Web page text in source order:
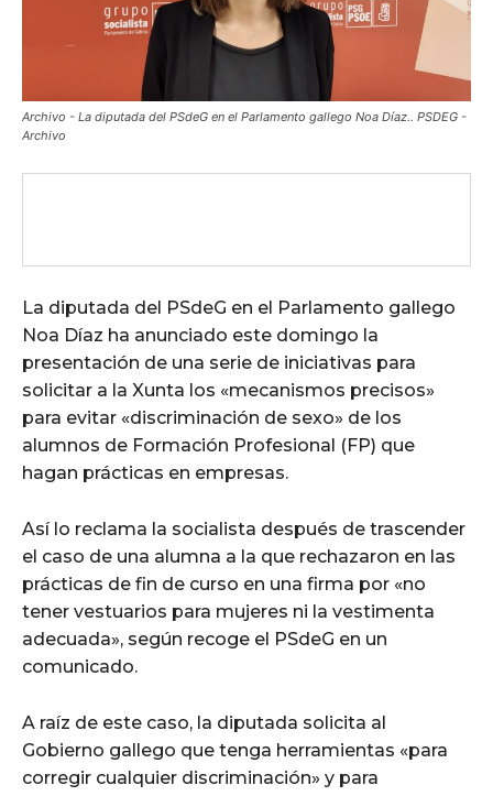
Archivo - La diputada del PSdeG en el Parlamento gallego Noa Díaz.. PSDEG -
Archivo
La diputada del PSdeG en el Parlamento gallego
Noa Díaz ha anunciado este domingo la
presentación de una serie de iniciativas para
solicitar a la Xunta los «mecanismos precisos»
para evitar «discriminación de sexo» de los
alumnos de Formación Profesional (FP) que
hagan prácticas en empresas.
Así lo reclama la socialista después de trascender
el caso de una alumna a la que rechazaron en las
prácticas de fin de curso en una firma por «no
tener vestuarios para mujeres ni la vestimenta
adecuada», según recoge el PSdeG en un
comunicado.
A raíz de este caso, la diputada solicita al
Gobierno gallego que tenga herramientas «para
corregir cualquier discriminación» y para